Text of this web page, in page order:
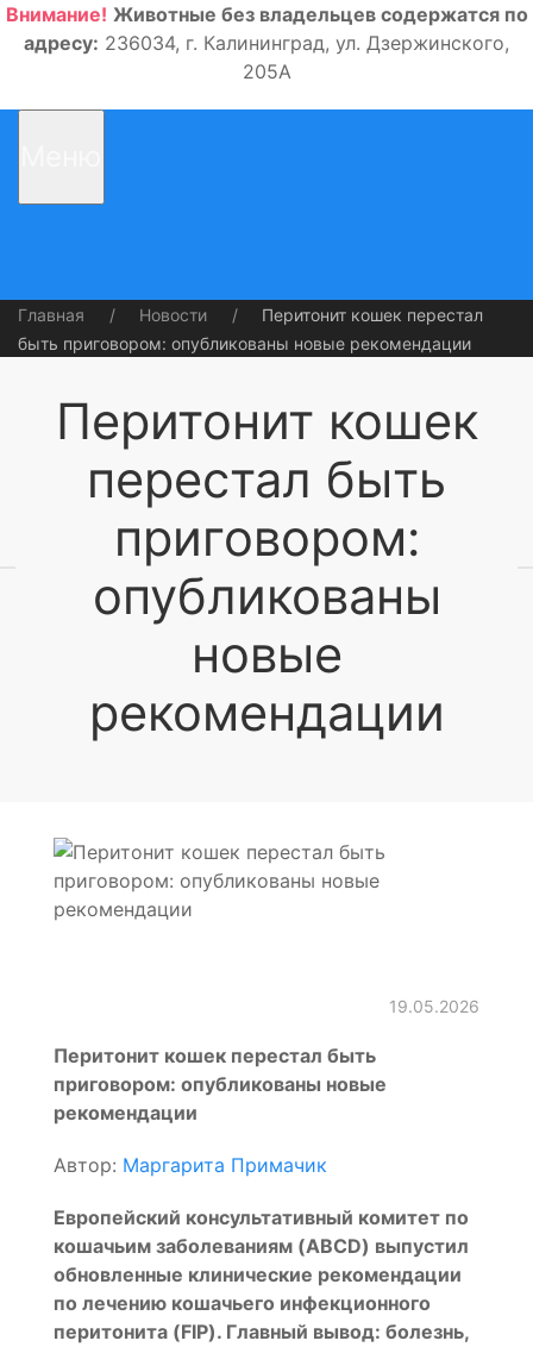
Внимание! Животные без владельцев содержатся по
адресу: 236034, г. Калининград, ул. Дзержинского,
205А
Главная Новости
Перитонит кошек перестал
быть приговором: опубликованы новые рекомендации
Перитонит кошек
перестал быть
приговором:
опубликованы
новые
рекомендации
19.05.2026
Перитонит кошек перестал быть
приговором: опубликованы новые
рекомендации
Автор: Маргарита Примачик
Европейский консультативный комитет по
кошачьим заболеваниям (ABCD) выпустил
обновленные клинические рекомендации
по лечению кошачьего инфекционного
перитонита (FIP). Главный вывод: болезнь,